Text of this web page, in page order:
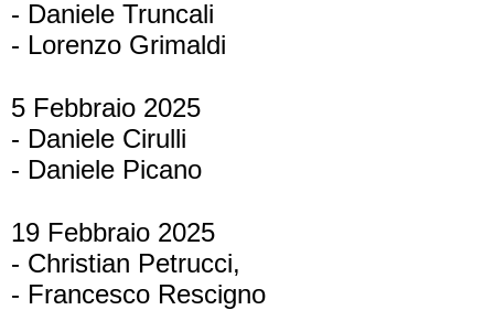
- Daniele Truncali
- Lorenzo Grimaldi
5 Febbraio 2025
- Daniele Cirulli
- Daniele Picano
19 Febbraio 2025
- Christian Petrucci,
- Francesco Rescigno